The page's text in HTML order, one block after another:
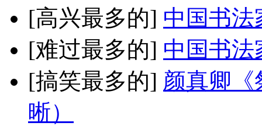
[高兴最多的] 中国书法
[难过最多的] 中国书法
[搞笑最多的] 颜真卿《
晰）